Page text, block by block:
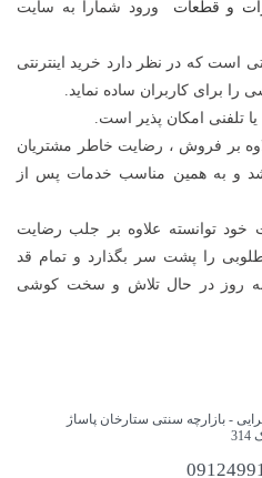
سرد نوین
توان سرد نوین با هدف طراحی و تولید
ایران تأسیس شد. این مجموعه از
کارآمد، با دوام و مطابق با
با نوآوری در طراحی، سهم قابل توجهی
تولید تجهیزات برودتی و کاهش
شرکت با تمرکز بر رضایت مشتری،
پیشرفته‌ترین تجهیزات تولید و تست
و تولید انواع مدل‌های اواپراتور،
و قطعات ورود شمارا به سایت
است که در نظر دارد خرید اینترنتی
را برای کاربران ساده نماید.
تلفنی امکان پذیر است.
بر فروش ، رضایت خاطر مشتریان
و به همین مناسب خدمات پس از
توانسته علاوه بر جلب رضایت
را پشت سر بگذارد و تمام قد
به روز در حال تلاش و سخت کوشی
- بازارچه سنتی ستارخان پاساژ